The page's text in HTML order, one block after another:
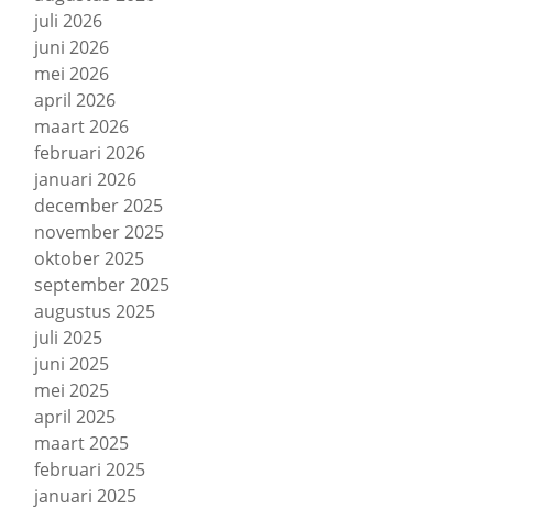
juli 2026
juni 2026
mei 2026
april 2026
maart 2026
februari 2026
januari 2026
december 2025
november 2025
oktober 2025
september 2025
augustus 2025
juli 2025
juni 2025
mei 2025
april 2025
maart 2025
februari 2025
januari 2025